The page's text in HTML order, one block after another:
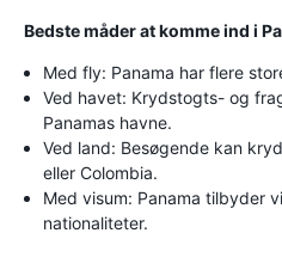
Bedste måder at komme ind i
Med fly: Panama har flere
Ved havet: Krydstogts- og
Panamas havne.
Ved land: Besøgende kan
eller Colombia.
Med visum: Panama tilbyder
nationaliteter.